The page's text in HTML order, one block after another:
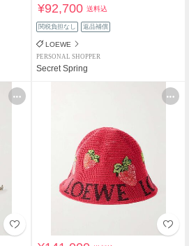
¥92,700送料込
関税負担なし 返品補償
LOEWE
PERSONAL SHOPPER
Secret Spring